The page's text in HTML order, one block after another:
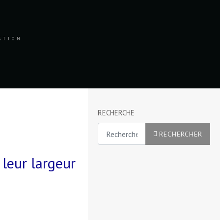
RECHERCHE
RECHERCHER
largeur